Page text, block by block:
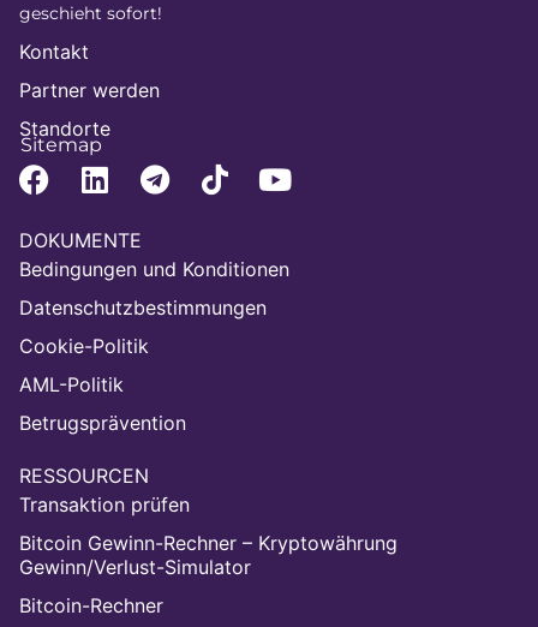
geschieht sofort!
Kontakt
Partner werden
Standorte
Sitemap
DOKUMENTE
Bedingungen und Konditionen
Datenschutzbestimmungen
Cookie-Politik
AML-Politik
Betrugsprävention
RESSOURCEN
Transaktion prüfen
Bitcoin Gewinn-Rechner – Kryptowährung
Gewinn/Verlust-Simulator
Bitcoin-Rechner